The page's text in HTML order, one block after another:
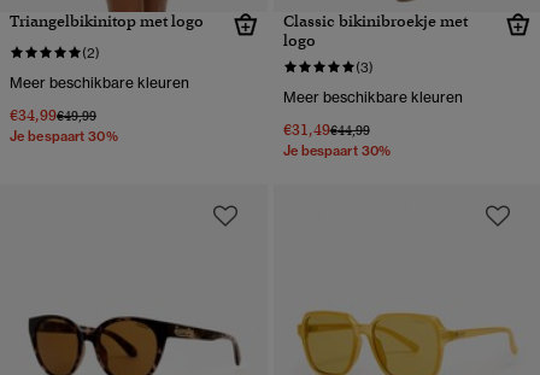
Triangelbikinitop met logo
(2)
Meer beschikbare kleuren
€34,99Prijs verlaagd van
€49,99naar
Je bespaart 30%
Classic bikinibroekje met
logo
(3)
Meer beschikbare kleuren
€31,49Prijs verlaagd van
€44,99naar
Je bespaart 30%